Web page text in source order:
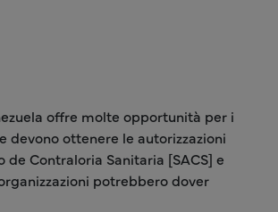
offre molte opportunità per i
ottenere le autorizzazioni
Contraloria Sanitaria [SACS] e
potrebbero dover